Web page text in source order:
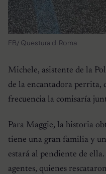
FB/ Questura di Roma
Michele, asistente de la
de la encantadora perrita,
frecuencia la comisaría
Para Maggie, la historia
tiene una gran familia y
estará al pendiente de
agentes, quienes